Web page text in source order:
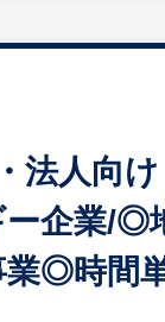
法人向け
ー企業/◎
業◎時間